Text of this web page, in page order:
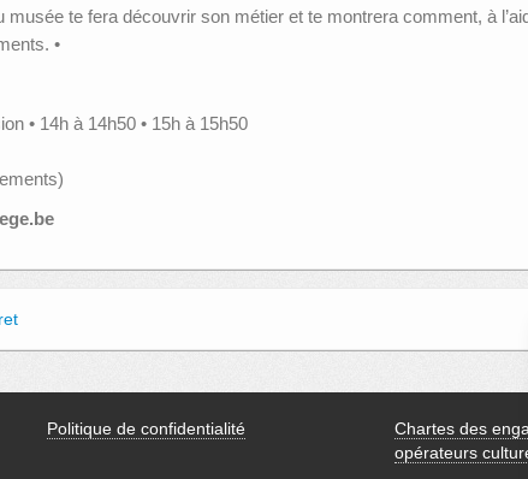
te fera découvrir son métier et te montrera comment, à
•
• 14h à 14h50 • 15h à 15h50
Politique de confidentialité
Chartes des
opérateurs